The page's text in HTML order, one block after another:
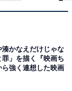
18分、乗り換え
には東伏見キャ
る場所です。
湊かなえだけじゃな
罪」を描く『映画ち
ら強く連想した映画